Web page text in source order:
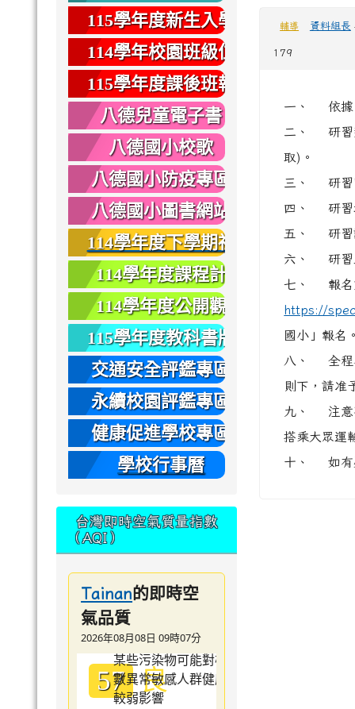
輔導 資料組長
179
一、 依據
二、 研習
取)。
三、 研習
四、 研習
五、 研習
六、 研習
七、 報名
https://
國小」報名
八、 全程
則下，請准
九、 注意
搭乘大眾運
十、 如有
健康
115學年度新生入學
專區
114學年校園班級位
置圖
115學年度課後班報
名
八德兒童電子書
八德國小校歌
八德國小防疫專區
八德國小圖書網站
114學年度下學期社
團報名
114學年度課程計
畫
114學年度公開觀
課
115學年度教科書版
本
交通安全評鑑專區
永續校園評鑑專區
健康促進學校專區
學校行事曆
台灣即時空氣質量指數
（AQI）
Tainan的即時空
氣品質
2026年08月08日 09時07分
57 良